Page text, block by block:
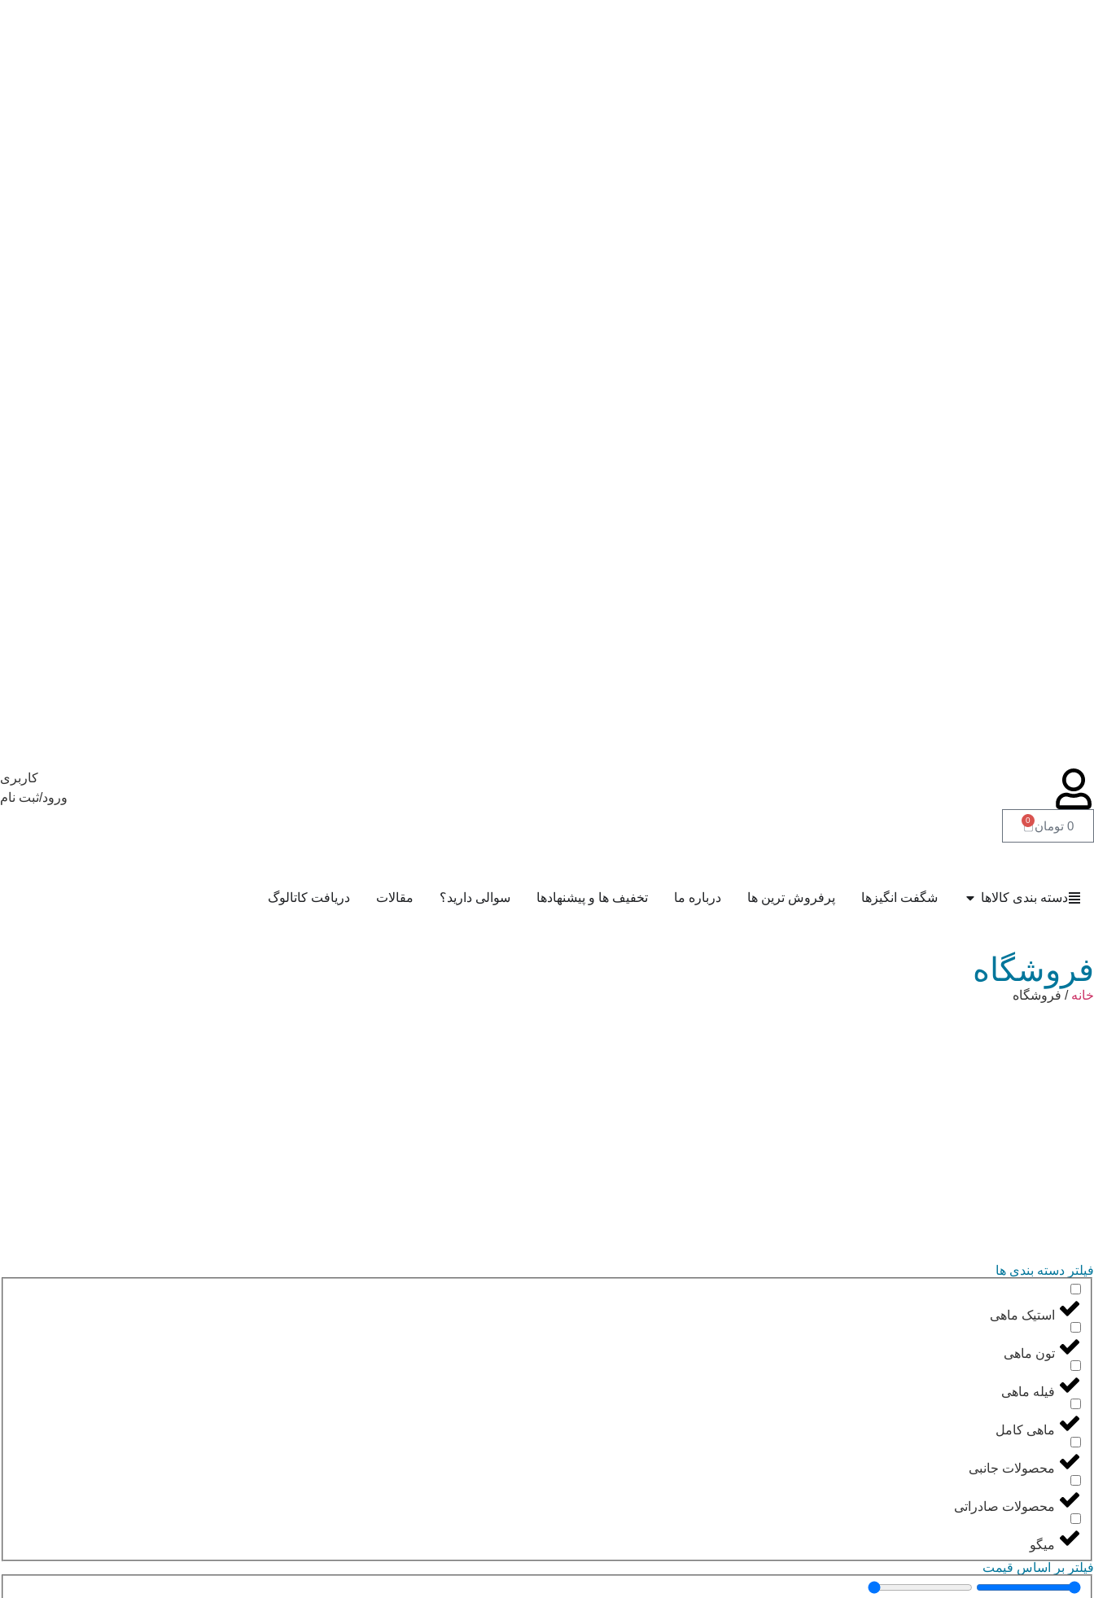
کاربری
ورود/ثبت نام
0 تومان 0
دسته بندی کالاها شگفت انگیزها پرفروش ترین ها درباره ما تخفیف ها و پیشنهادها سوالی دارید؟ مقالات دریافت کاتالوگ
فروشگاه
خانه / فروشگاه
فیلتر دسته بندی ها
استیک ماهی
تون ماهی
فیله ماهی
ماهی کامل
محصولات جانبی
محصولات صادراتی
میگو
فیلتر بر اساس قیمت